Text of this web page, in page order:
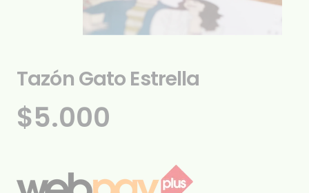
Tazón Gato Estrella
$5.000